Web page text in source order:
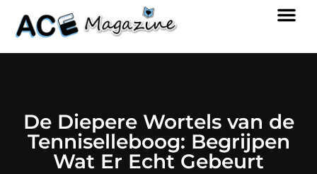
De Diepere Wortels van de
Tenniselleboog: Begrijpen
Wat Er Echt Gebeurt